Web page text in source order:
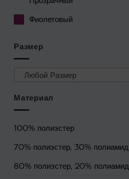
Фиолетовый
Размер
Любой Размер
Материал
100% полиэстер
70% полиэстер, 30% полиамид
80% полиэстер, 20% полиамид